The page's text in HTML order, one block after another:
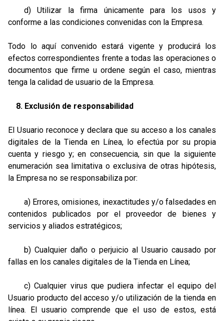
d) Utilizar la firma únicamente para los usos y
conforme a las condiciones convenidas con la Empresa.
Todo lo aquí convenido estará vigente y producirá los
efectos correspondientes frente a todas las operaciones o
documentos que firme u ordene según el caso, mientras
tenga la calidad de usuario de la Empresa.
8. Exclusión de responsabilidad
El Usuario reconoce y declara que su acceso a los canales
digitales de la Tienda en Línea, lo efectúa por su propia
cuenta y riesgo y; en consecuencia, sin que la siguiente
enumeración sea limitativa o exclusiva de otras hipótesis,
la Empresa no se responsabiliza por:
a) Errores, omisiones, inexactitudes y/o falsedades en
contenidos publicados por el proveedor de bienes y
servicios y aliados estratégicos;
b) Cualquier daño o perjuicio al Usuario causado por
fallas en los canales digitales de la Tienda en Línea;
c) Cualquier virus que pudiera infectar el equipo del
Usuario producto del acceso y/o utilización de la tienda en
línea. El usuario comprende que el uso de estos, está